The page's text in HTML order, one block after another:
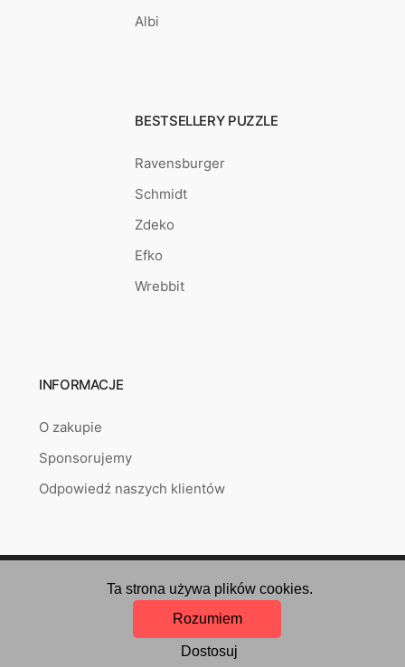
Albi
BESTSELLERY PUZZLE
Ravensburger
Schmidt
Zdeko
Efko
Wrebbit
INFORMACJE
O zakupie
Sponsorujemy
Odpowiedź naszych klientów
Copyright © 2026puzzlepoint.pl Created by
Ta strona używa plików cookies.
Rozumiem
Dostosuj